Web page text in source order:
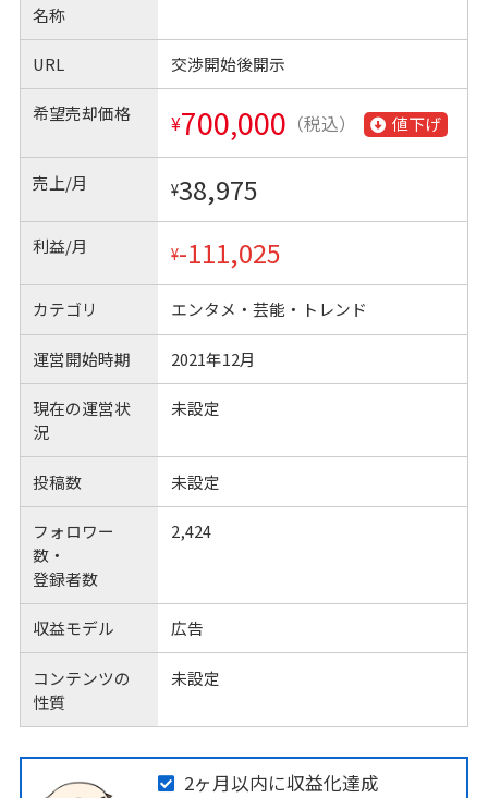
名称
URL 交渉開始後開示
希望売却価格 ¥700,000 （税込） 値下げ
売上/月 ¥38,975
利益/月 ¥-111,025
カテゴリ エンタメ・芸能・トレンド
運営開始時期 2021年12月
現在の運営状
況
未設定
投稿数 未設定
フォロワー
数・
登録者数
2,424
収益モデル 広告
コンテンツの
性質
未設定
2ヶ月以内に収益化達成